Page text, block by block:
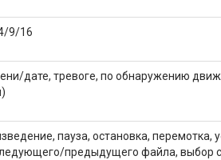
9/16
дате, тревоге, по обнаружению
пауза, остановка,
предыдущего файла, выбор